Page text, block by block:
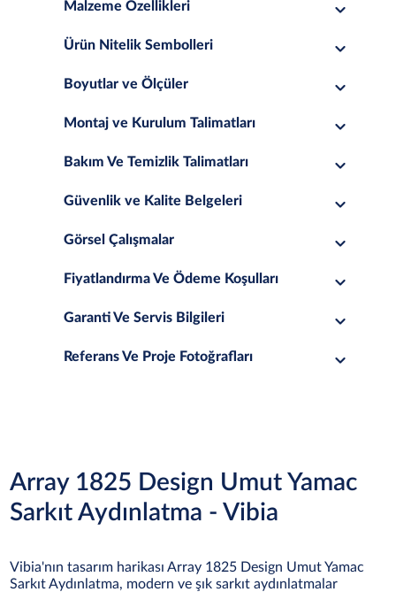
Malzeme Özellikleri
Ürün Nitelik Sembolleri
Boyutlar ve Ölçüler
Montaj ve Kurulum Talimatları
Bakım Ve Temizlik Talimatları
Güvenlik ve Kalite Belgeleri
Görsel Çalışmalar
Fiyatlandırma Ve Ödeme Koşulları
Garanti Ve Servis Bilgileri
Referans Ve Proje Fotoğrafları
Array 1825 Design Umut Yamac
Sarkıt Aydınlatma - Vibia
Vibia'nın tasarım harikası Array 1825 Design Umut Yamac
Sarkıt Aydınlatma, modern ve şık sarkıt aydınlatmalar